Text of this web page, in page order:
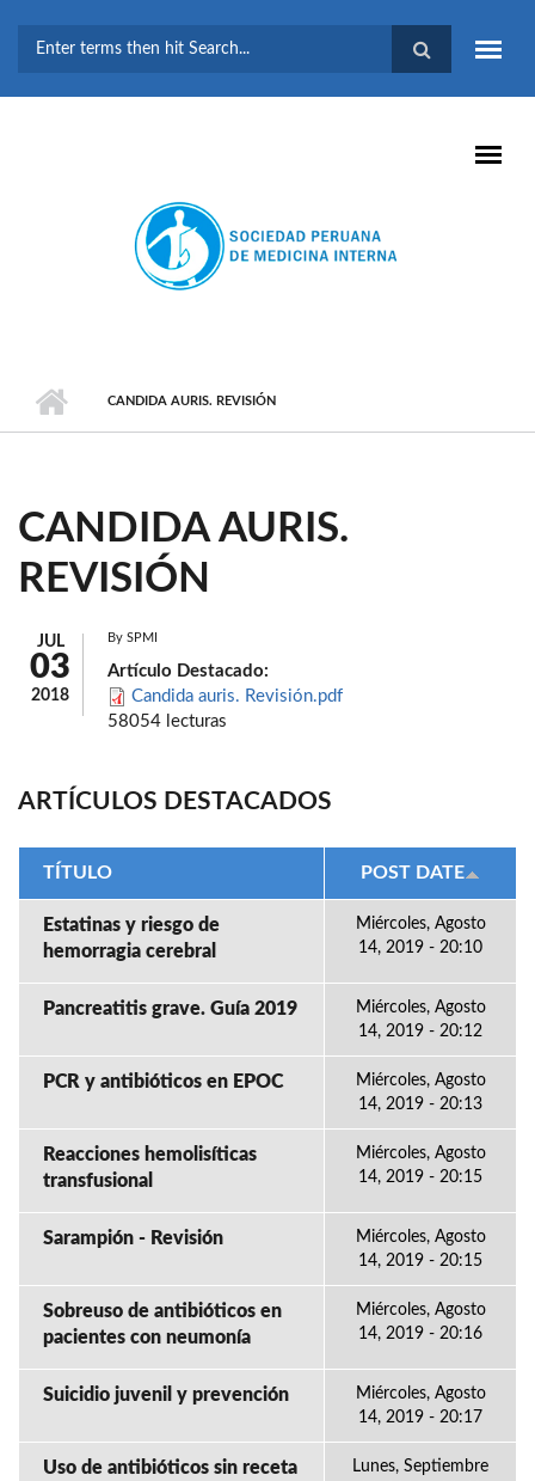
BÚSQUEDA
CANDIDA AURIS. REVISIÓN
CANDIDA AURIS.
REVISIÓN
JUL
03
2018
By SPMI
Artículo Destacado:
Candida auris. Revisión.pdf
58054 lecturas
ARTÍCULOS DESTACADOS
TÍTULO POST DATE
Estatinas y riesgo de
hemorragia cerebral
Miércoles, Agosto
14, 2019 - 20:10
Pancreatitis grave. Guía 2019
Miércoles, Agosto
14, 2019 - 20:12
PCR y antibióticos en EPOC
Miércoles, Agosto
14, 2019 - 20:13
Reacciones hemolisíticas
transfusional
Miércoles, Agosto
14, 2019 - 20:15
Sarampión - Revisión
Miércoles, Agosto
14, 2019 - 20:15
Sobreuso de antibióticos en
pacientes con neumonía
Miércoles, Agosto
14, 2019 - 20:16
Suicidio juvenil y prevención
Miércoles, Agosto
14, 2019 - 20:17
Uso de antibióticos sin receta
Lunes, Septiembre